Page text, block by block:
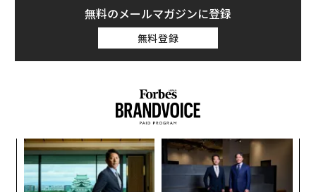
無料のメールマガジンに登録
無料登録